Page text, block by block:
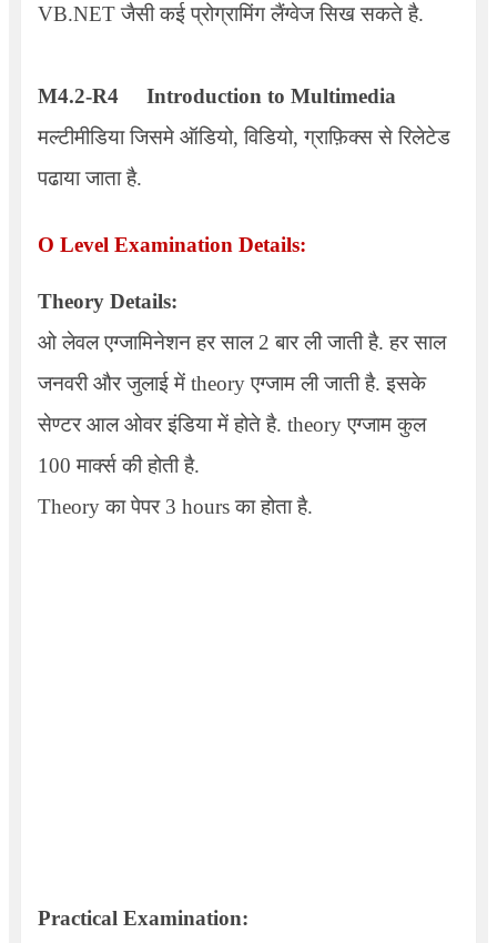
VB.NETजैसी कई प्रोग्रामिंग लैंग्वेज सिख सकते है.
M4.2-R4
Introduction to Multimedia
मल्टीमीडिया जिसमे ऑडियो, विडियो, ग्राफ़िक्स से रिलेटेड
पढाया जाता है.
O Level Examination Details:
Theory Details:
ओ लेवल एग्जामिनेशन हर साल 2 बार ली जाती है. हर साल
जनवरी और जुलाई में theory एग्जाम ली जाती है. इसके
सेण्टर आल ओवर इंडिया में होते है. theory एग्जाम कुल
100 मार्क्स की होती है.
Theoryका पेपर 3 hours का होता है.
Practical Examination: